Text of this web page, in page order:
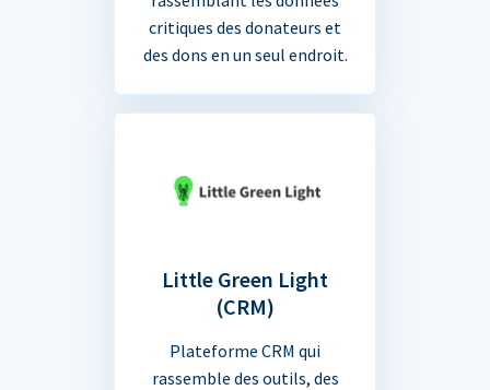
critiques des donateurs et
des dons en un seul endroit.
Little Green Light
(CRM)
Plateforme CRM qui
rassemble des outils, des